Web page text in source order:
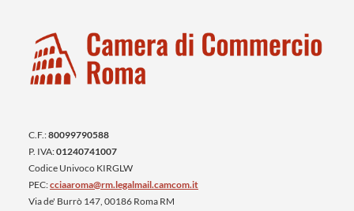
C.F.:80099790588
P. IVA:01240741007
Codice Univoco KIRGLW
PEC:cciaaroma@rm.legalmail.camcom.it
Via de' Burrò 147, 00186 Roma RM